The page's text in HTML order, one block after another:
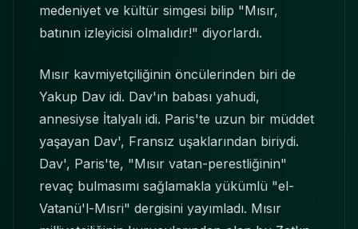
medeniyet ve kültür simgesi bilip "Mısır,
batının izleyicisi olmalıdır!" diyorlardı.
Mısır kavmiyetçiliğinin öncülerinden biri de
Yakup Dav idi. Dav'ın babası yahudi,
annesiyse İtalyalı idi. Paris'te uzun bir müddet
yaşayan Dav', Fransız uşaklarından biriydi.
Dav', Paris'te, "Mısır vatan-perestliğinin"
revaç bulmasımı sağlamakla yükümlü "el-
Vatanü'l-Mısri" dergisini yayımladı. Mısır